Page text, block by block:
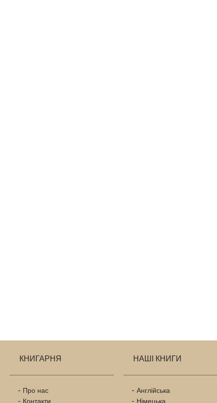
КНИГАРНЯ
Про нас
Контакти
НАШІ КНИГИ
Англійська
Німецька